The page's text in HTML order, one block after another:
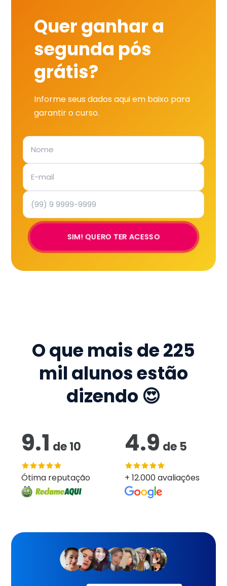
Quer ganhar a
segunda pós
grátis?
Informe seus dados aqui em baixo para
garantir o curso.
SIM! QUERO TER ACESSO
O que mais de225
mil alunos estão
dizendo 😍
9.1 de10
Ótima reputação
4.9 de 5
+ 12.000 avaliações